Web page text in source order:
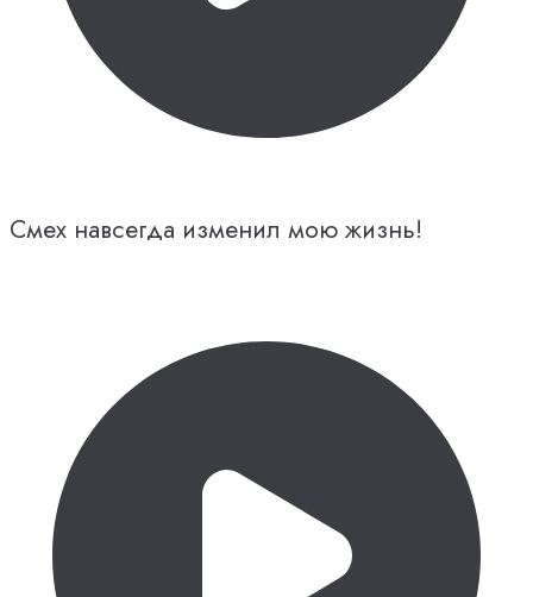
Смех навсегда изменил мою жизнь!